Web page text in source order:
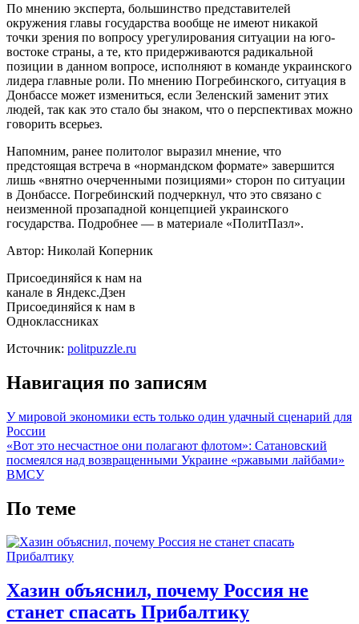
По мнению эксперта, большинство представителей
окружения главы государства вообще не имеют никакой
точки зрения по вопросу урегулирования ситуации на юго-
востоке страны, а те, кто придерживаются радикальной
позиции в данном вопросе, исполняют в команде украинского
лидера главные роли. По мнению Погребинского, ситуация в
Донбассе может измениться, если Зеленский заменит этих
людей, так как это стало бы знаком, что о перспективах можно
говорить всерьез.
Напомним, ранее политолог выразил мнение, что
предстоящая встреча в «нормандском формате» завершится
лишь «внятно очерченными позициями» сторон по ситуации
в Донбассе. Погребинский подчеркнул, что это связано с
неизменной прозападной концепцией украинского
государства. Подробнее — в материале «ПолитПазл».
Автор: Николай Коперник
Присоединяйся к нам на
канале в Яндекс.Дзен
Присоединяйся к нам в
Одноклассниках
Источник: politpuzzle.ru
Навигация по записям
У мировой экономики есть только один удачный сценарий для
России
«Вот это несчастное они полагают флотом»: Сатановский
посмеялся над возвращенными Украине «ржавыми лайбами»
ВМСУ
По теме
Хазин объяснил, почему Россия не
станет спасать Прибалтику